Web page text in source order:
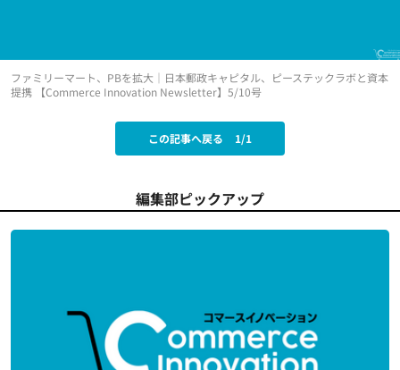
ファミリーマート、PBを拡大｜日本郵政キャピタル、ピーステックラボと資本
提携 【Commerce Innovation Newsletter】5/10号
この記事へ戻る 1/1
編集部ピックアップ